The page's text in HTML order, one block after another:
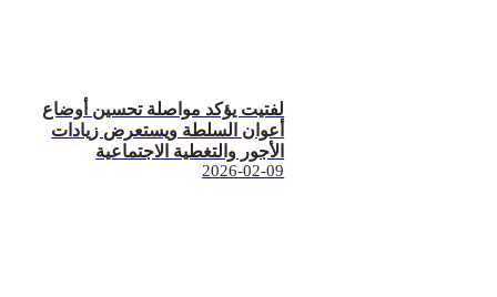
لفتيت يؤكد مواصلة تحسين أوضاع
أعوان السلطة ويستعرض زيادات
الأجور والتغطية الاجتماعية
2026-02-09